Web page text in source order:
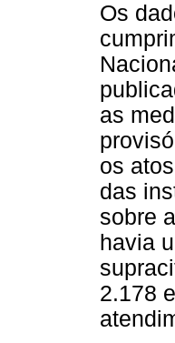
Os
as
os
das
sobre
havia
2.178